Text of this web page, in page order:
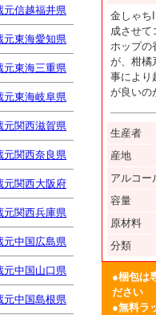
金しゃち
成させて
ホップの
が、柑橘
事により
が良いの
生産者
産地
アルコー
容量
原材料
分類
●梱包は
ださい
●無料ラ
元信越福井県
元東海愛知県
元東海三重県
元東海岐阜県
元関西滋賀県
元関西奈良県
元関西大阪府
元関西兵庫県
元中国広島県
元中国山口県
元中国島根県